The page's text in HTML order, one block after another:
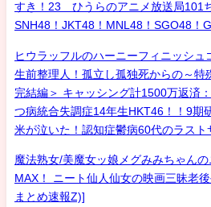
すき！23 ひうらのアニメ放送局101
SNH48！JKT48！MNL48！SGO48！
ヒウラッフルのハーニーフィニッシュ
生前整理人！孤立し孤独死からの～特
完結編＞ キャッシング計1500万返済
つ病統合失調症14年生HKT46！！9期
米が泣いた！認知症鬱病60代のラスト
魔法熟女/美魔女ッ娘メグみみちゃん
MAX！ ニート仙人仙女の映画三昧老
まとめ速報Z)]